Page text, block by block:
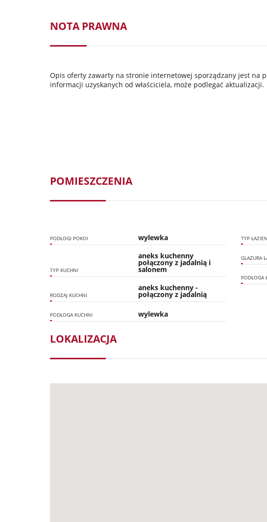
NOTA PRAWNA
Opis oferty zawarty na stronie internetowej sporządzany jest na
informacji uzyskanych od właściciela, może podlegać aktualizacji.
POMIESZCZENIA
PODŁOGI POKOI wylewka
TYP KUCHNI
aneks kuchenny
połączony z jadalnią i
salonem
RODZAJ KUCHNI
aneks kuchenny -
połączony z jadalnią
PODŁOGA KUCHNI wylewka
TYP
GLAZURA
PODŁOGA
LOKALIZACJA